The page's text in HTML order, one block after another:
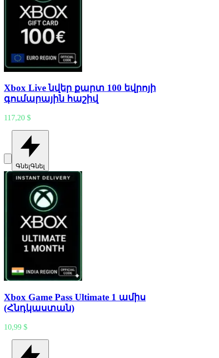
Xbox Live նվեր քարտ 100 եվրոյի
գումարային հաշիվ
117,20 $
ԳնելԳնել
Xbox Game Pass Ultimate 1 ամիս
(Հնդկաստան)
10,99 $